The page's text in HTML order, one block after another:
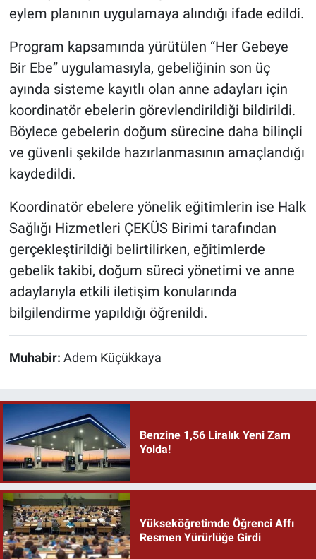
eylem planının uygulamaya alındığı ifade edildi.
Program kapsamında yürütülen “Her Gebeye
Bir Ebe” uygulamasıyla, gebeliğinin son üç
ayında sisteme kayıtlı olan anne adayları için
koordinatör ebelerin görevlendirildiği bildirildi.
Böylece gebelerin doğum sürecine daha bilinçli
ve güvenli şekilde hazırlanmasının amaçlandığı
kaydedildi.
Koordinatör ebelere yönelik eğitimlerin ise Halk
Sağlığı Hizmetleri ÇEKÜS Birimi tarafından
gerçekleştirildiği belirtilirken, eğitimlerde
gebelik takibi, doğum süreci yönetimi ve anne
adaylarıyla etkili iletişim konularında
bilgilendirme yapıldığı öğrenildi.
Muhabir: Adem Küçükkaya
Benzine 1,56 Liralık Yeni Zam
Yolda!
Yükseköğretimde Öğrenci Affı
Resmen Yürürlüğe Girdi